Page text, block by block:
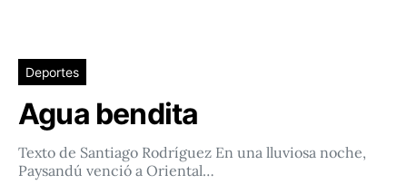
Deportes
Agua bendita
Texto de Santiago Rodríguez En una lluviosa noche,
Paysandú venció a Oriental…